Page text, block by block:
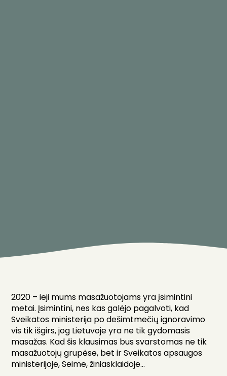
2020 – ieji mums masažuotojams yra įsimintini
metai. Įsimintini, nes kas galėjo pagalvoti, kad
Sveikatos ministerija po dešimtmečių ignoravimo
vis tik išgirs, jog Lietuvoje yra ne tik gydomasis
masažas. Kad šis klausimas bus svarstomas ne tik
masažuotojų grupėse, bet ir Sveikatos apsaugos
ministerijoje, Seime, žiniasklaidoje…